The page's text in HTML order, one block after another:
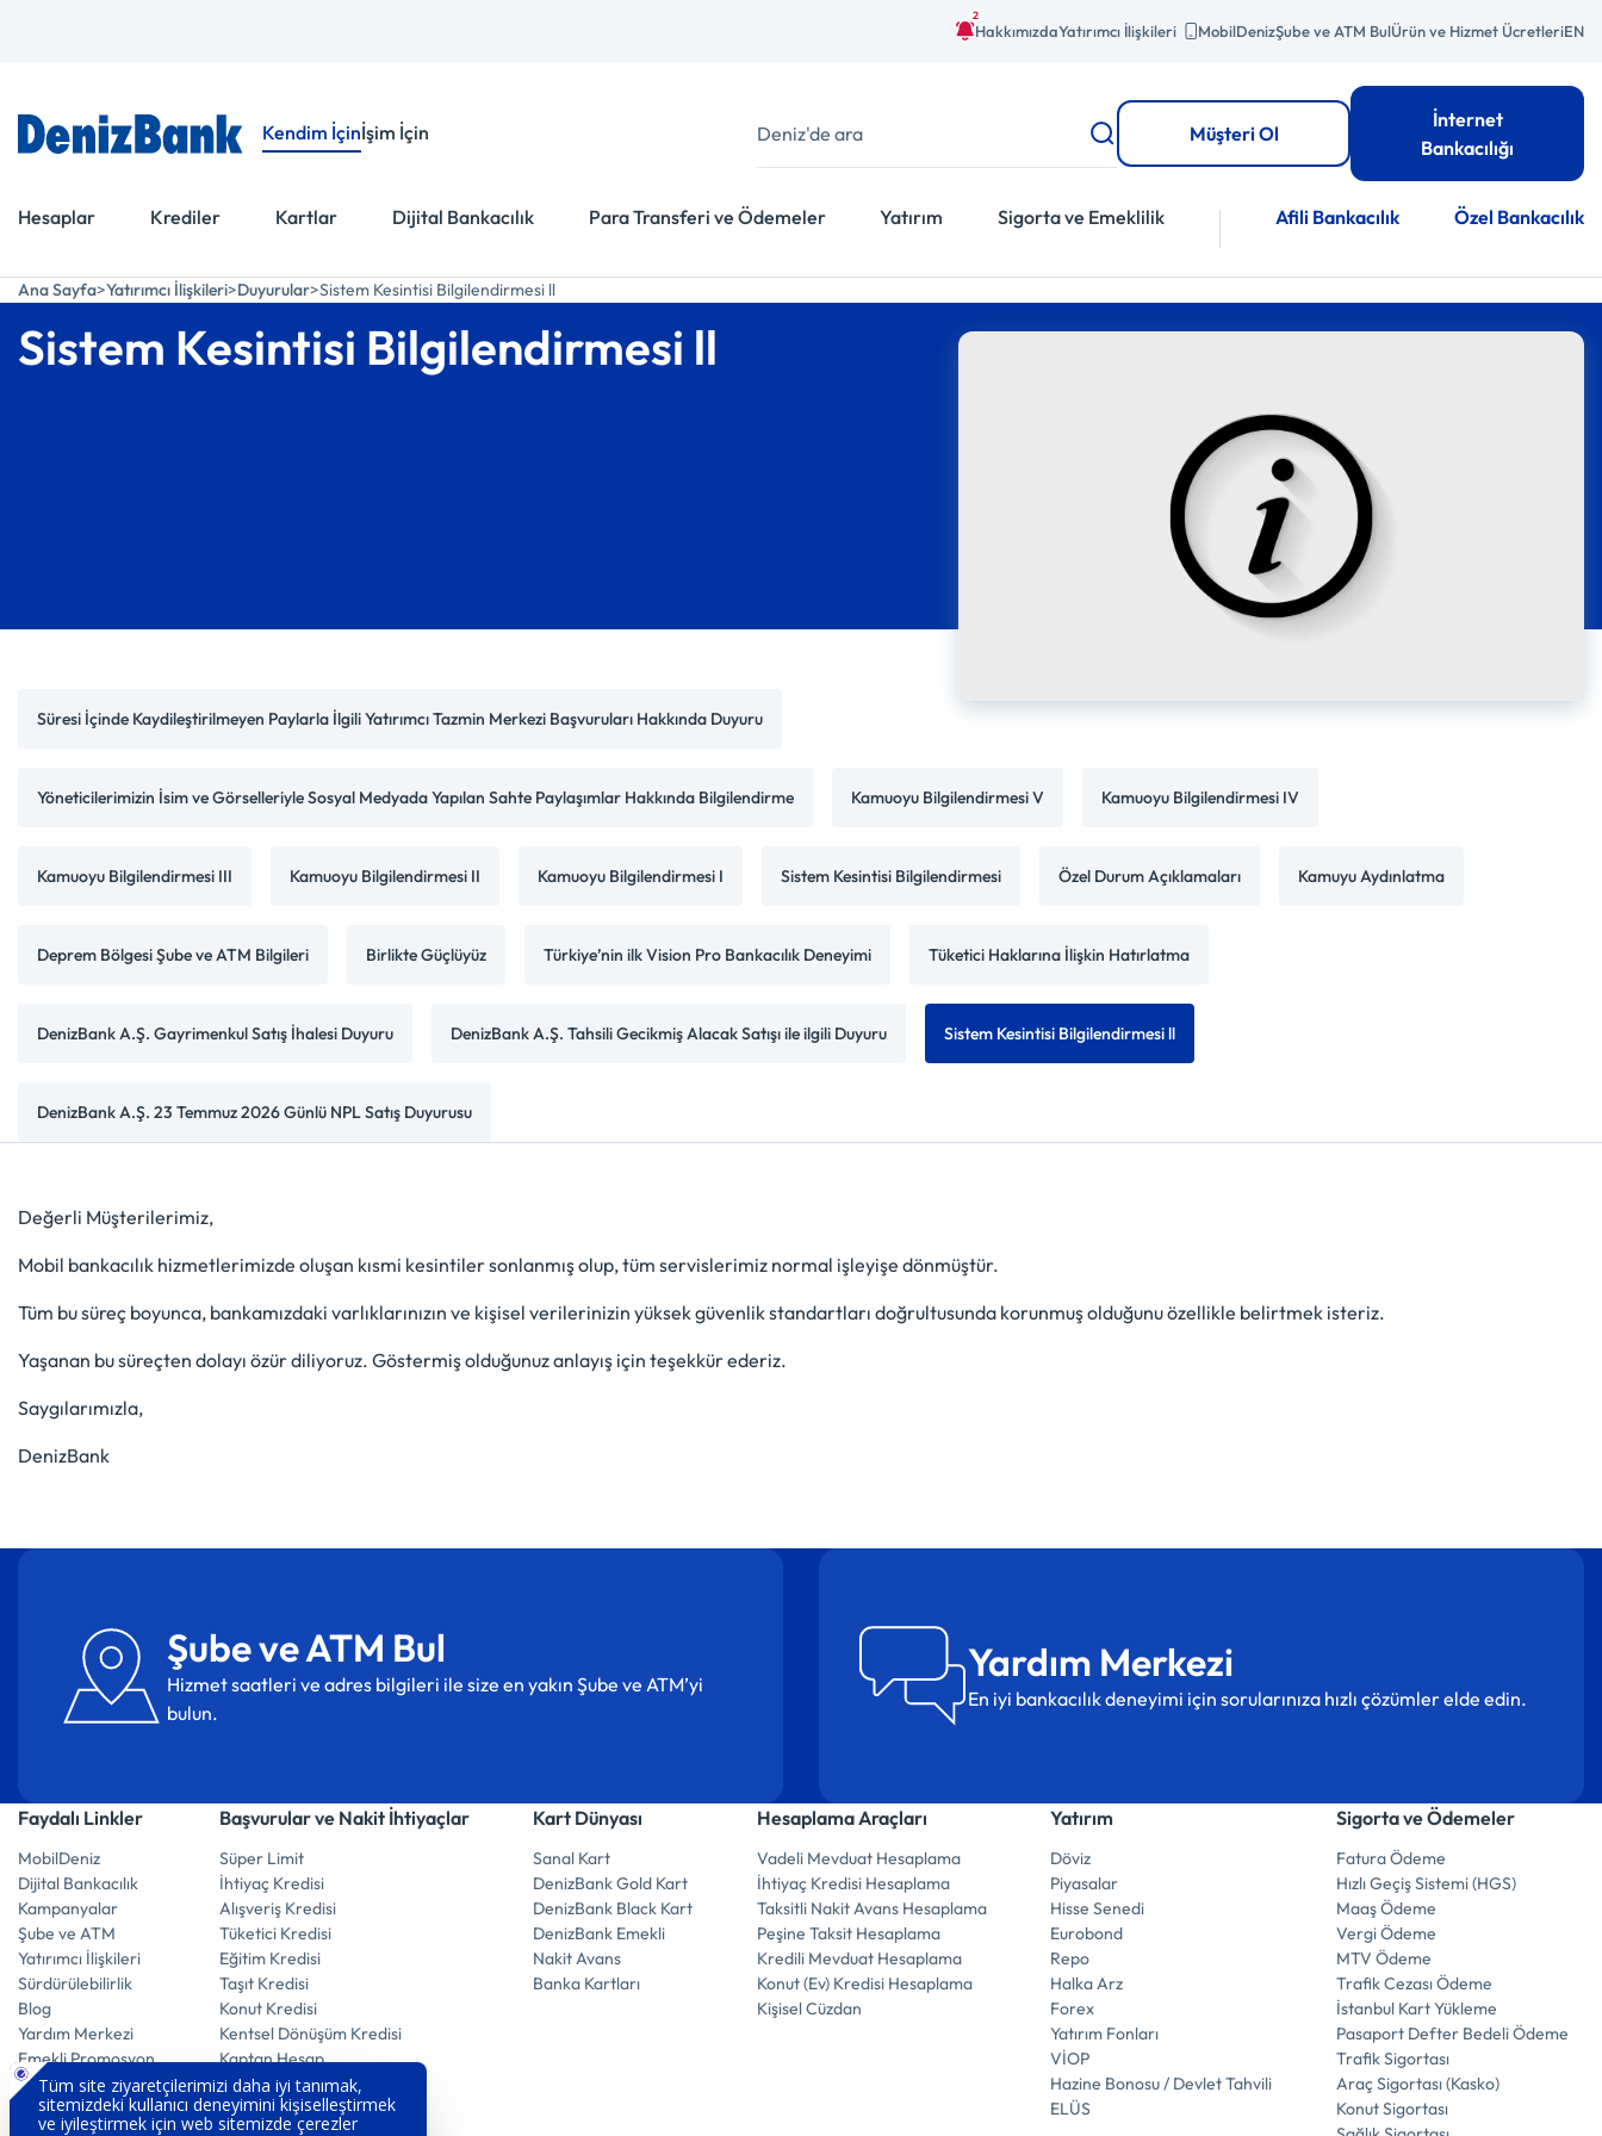
2
HakkımızdaYatırımcı İlişkileri MobilDenizŞube ve ATM BulÜrün ve Hizmet ÜcretleriEN
Kendim İçinİşim İçin
Hesaplar Krediler Kartlar Dijital Bankacılık Para Transferi ve Ödemeler Yatırım Sigorta ve Emeklilik Afili Bankacılık Özel Bankacılık
Müşteri Ol
İnternet
Bankacılığı
Ana Sayfa Yatırımcı İlişkileri Duyurular Sistem Kesintisi Bilgilendirmesi ll
Sistem Kesintisi Bilgilendirmesi ll
Süresi İçinde Kaydileştirilmeyen Paylarla İlgili Yatırımcı Tazmin Merkezi Başvuruları Hakkında Duyuru
Yöneticilerimizin İsim ve Görselleriyle Sosyal Medyada Yapılan Sahte Paylaşımlar Hakkında Bilgilendirme Kamuoyu Bilgilendirmesi V Kamuoyu Bilgilendirmesi IV
Kamuoyu Bilgilendirmesi III Kamuoyu Bilgilendirmesi II Kamuoyu Bilgilendirmesi I Sistem Kesintisi Bilgilendirmesi Özel Durum Açıklamaları Kamuyu Aydınlatma
Deprem Bölgesi Şube ve ATM Bilgileri Birlikte Güçlüyüz Türkiye’nin ilk Vision Pro Bankacılık Deneyimi Tüketici Haklarına İlişkin Hatırlatma
DenizBank A.Ş. Gayrimenkul Satış İhalesi Duyuru DenizBank A.Ş. Tahsili Gecikmiş Alacak Satışı ile ilgili Duyuru Sistem Kesintisi Bilgilendirmesi ll
DenizBank A.Ş. 23 Temmuz 2026 Günlü NPL Satış Duyurusu
Değerli Müşterilerimiz,
Mobil bankacılık hizmetlerimizde oluşan kısmi kesintiler sonlanmış olup, tüm servislerimiz normal işleyişe dönmüştür.
Tüm bu süreç boyunca, bankamızdaki varlıklarınızın ve kişisel verilerinizin yüksek güvenlik standartları doğrultusunda korunmuş olduğunu özellikle belirtmek isteriz.
Yaşanan bu süreçten dolayı özür diliyoruz. Göstermiş olduğunuz anlayış için teşekkür ederiz.
Saygılarımızla,
DenizBank
Şube ve ATM Bul
Hizmet saatleri ve adres bilgileri ile size en yakın Şube ve ATM’yi
bulun.
Yardım Merkezi
En iyi bankacılık deneyimi için sorularınıza hızlı çözümler elde edin.
Faydalı Linkler
MobilDeniz
Dijital Bankacılık
Kampanyalar
Şube ve ATM
Yatırımcı İlişkileri
Sürdürülebilirlik
Blog
Yardım Merkezi
Emekli Promosyon
Başvurular ve Nakit İhtiyaçlar
Süper Limit
İhtiyaç Kredisi
Alışveriş Kredisi
Tüketici Kredisi
Eğitim Kredisi
Taşıt Kredisi
Konut Kredisi
Kentsel Dönüşüm Kredisi
Kaptan Hesap
E-Mevduat Hesap
Vadeli Döviz Hesabı
Kart Dünyası
Sanal Kart
DenizBank Gold Kart
DenizBank Black Kart
DenizBank Emekli
Nakit Avans
Banka Kartları
Hesaplama Araçları
Vadeli Mevduat Hesaplama
İhtiyaç Kredisi Hesaplama
Taksitli Nakit Avans Hesaplama
Peşine Taksit Hesaplama
Kredili Mevduat Hesaplama
Konut (Ev) Kredisi Hesaplama
Kişisel Cüzdan
Yatırım
Döviz
Piyasalar
Hisse Senedi
Eurobond
Repo
Halka Arz
Forex
Yatırım Fonları
VİOP
Hazine Bonosu / Devlet Tahvili
ELÜS
Sigorta ve Ödemeler
Fatura Ödeme
Hızlı Geçiş Sistemi (HGS)
Maaş Ödeme
Vergi Ödeme
MTV Ödeme
Trafik Cezası Ödeme
İstanbul Kart Yükleme
Pasaport Defter Bedeli Ödeme
Trafik Sigortası
Araç Sigortası (Kasko)
Konut Sigortası